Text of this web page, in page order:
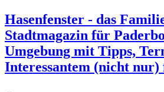
Zum
Inhalt
springen
Hasenfenster - das
Stadtmagazin für
Umgebung mit Tipps,
Interessantem (nicht